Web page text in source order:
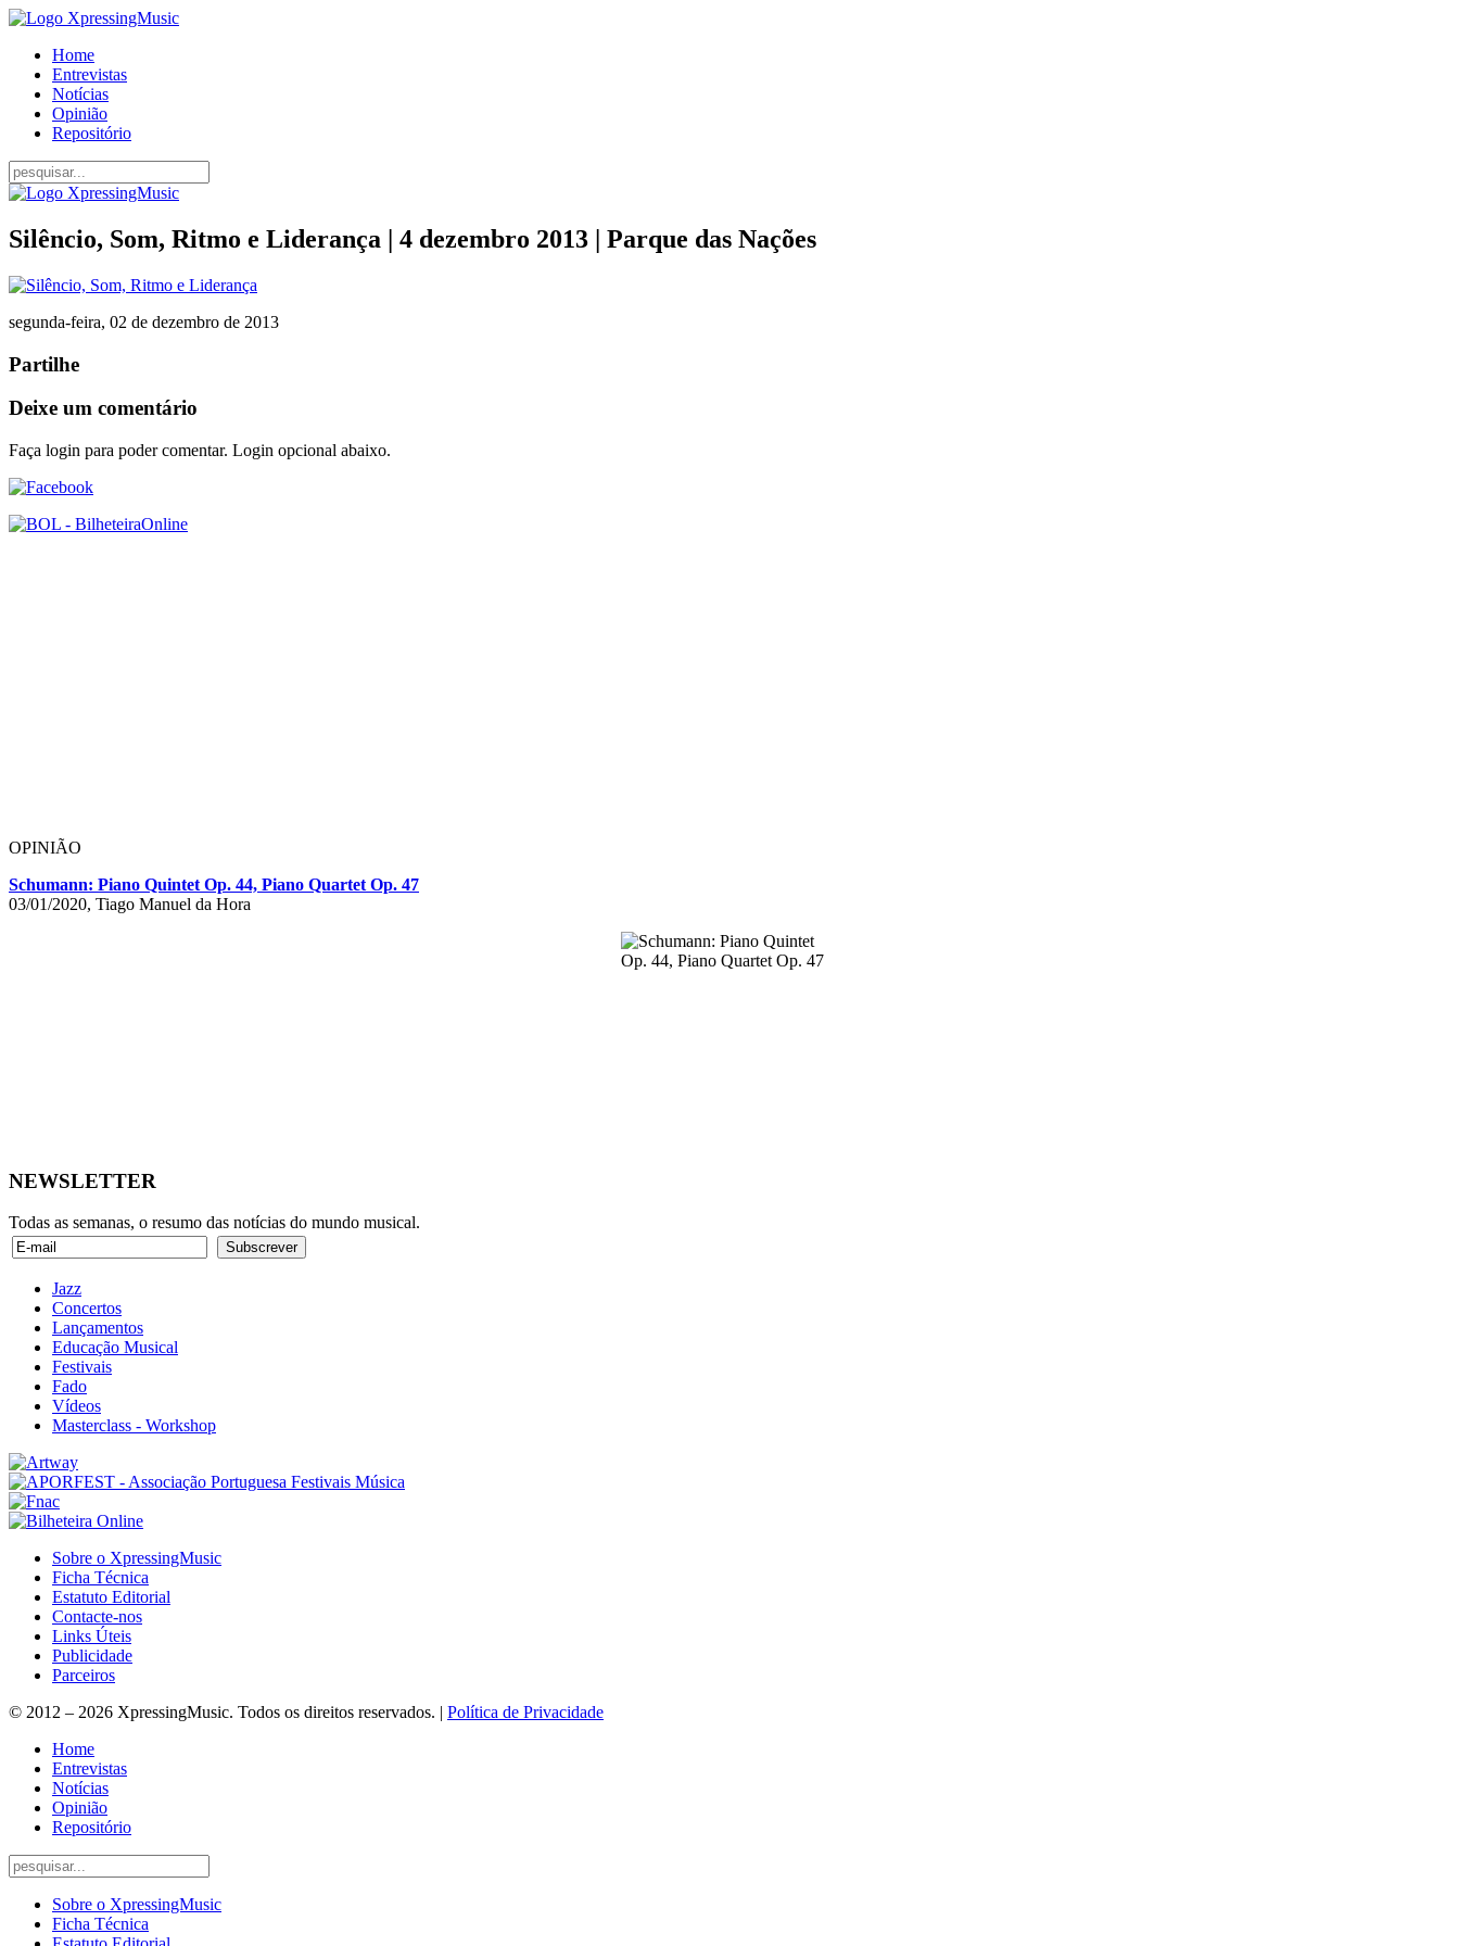
Home
Entrevistas
Notícias
Opinião
Repositório
Silêncio, Som, Ritmo e Liderança | 4 dezembro 2013 | Parque das Nações
segunda-feira, 02 de dezembro de 2013
Partilhe
Deixe um comentário
Faça login para poder comentar. Login opcional abaixo.
OPINIÃO
Schumann: Piano Quintet Op. 44, Piano Quartet Op. 47
03/01/2020, Tiago Manuel da Hora
NEWSLETTER
Todas as semanas, o resumo das notícias do mundo musical.
Jazz
Concertos
Lançamentos
Educação Musical
Festivais
Fado
Vídeos
Masterclass - Workshop
Sobre o XpressingMusic
Ficha Técnica
Estatuto Editorial
Contacte-nos
Links Úteis
Publicidade
Parceiros
© 2012 – 2026 XpressingMusic. Todos os direitos reservados. | Política de Privacidade
Home
Entrevistas
Notícias
Opinião
Repositório
Sobre o XpressingMusic
Ficha Técnica